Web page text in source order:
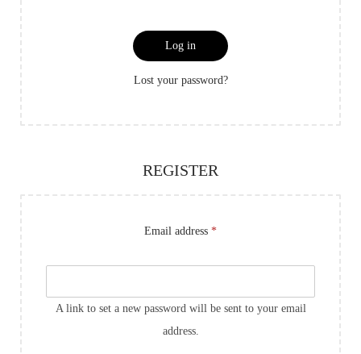
Log in
Lost your password?
REGISTER
Email address *
A link to set a new password will be sent to your email
address.